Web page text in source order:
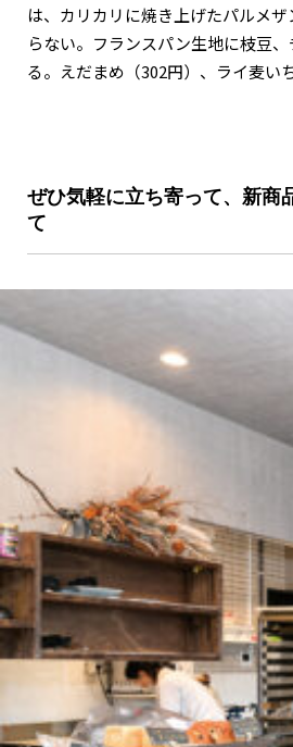
は、カリカリに焼き上げたパルメ
らない。フランスパン生地に枝豆
る。えだまめ（302円）、ライ麦い
ぜひ気軽に立ち寄って、新商
て